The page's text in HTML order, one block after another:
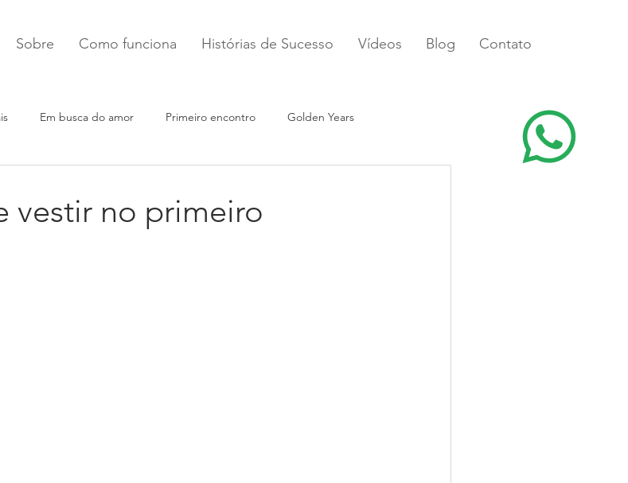
Sobre Como funciona Histórias de Sucesso Vídeos Blog Contato
Em busca do amor Primeiro encontro Golden Years
vestir no primeiro